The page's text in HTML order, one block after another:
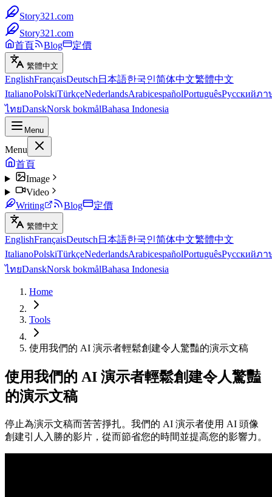
Story321.com
Story321.com
首頁
Blog 定價
繁體中文
EnglishFrançaisDeutsch 日本語한국인简体中文繁體中文
ItalianoPolskiTürkçeNederlandsArabicespañolPortuguêsРусскийภา
ไทยDanskNorsk bokmålBahasa Indonesia
Menu
Menu
首頁
Image
Video
Writing
Blog 定價
繁體中文
EnglishFrançaisDeutsch 日本語한국인简体中文繁體中文
ItalianoPolskiTürkçeNederlandsArabicespañolPortuguêsРусскийภา
ไทยDanskNorsk bokmålBahasa Indonesia
Home
Tools
使用我們的 AI 演示者輕鬆創建令人驚豔的演示文稿
使用我們的 AI 演示者輕鬆創建令人驚豔
的演示文稿
停止為演示文稿而苦苦掙扎。我們的 AI 演示者使用 AI 頭像
創建引人入勝的影片，從而節省您的時間並提高您的影響力。